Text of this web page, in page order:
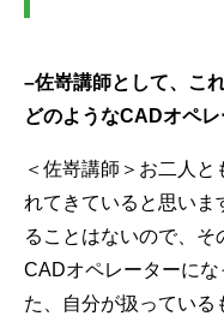
–佐嵜講師として、こ
どのようなCADオペ
＜佐嵜講師＞お二人
れてきていると思いま
ることはないので、そ
CADオペレーターに
た、自分が扱っている